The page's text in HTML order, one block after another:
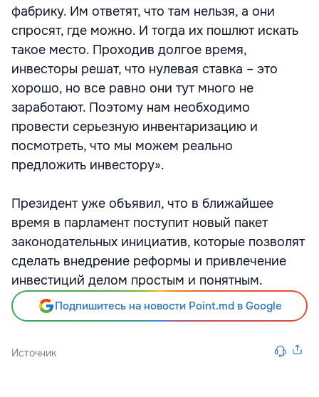
фабрику. Им ответят, что там нельзя, а они
спросят, где можно. И тогда их пошлют искать
такое место. Проходив долгое время,
инвесторы решат, что нулевая ставка – это
хорошо, но все равно они тут много не
заработают. Поэтому нам необходимо
провести серьезную инвентаризацию и
посмотреть, что мы можем реально
предложить инвестору».
Президент уже объявил, что в ближайшее
время в парламент поступит новый пакет
законодательных инициатив, которые позволят
сделать внедрение реформы и привлечение
инвестиций делом простым и понятным.
Подпишитесь на новости Point.md в Google
Источник